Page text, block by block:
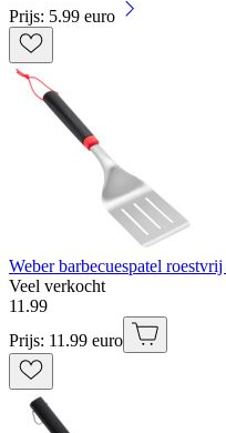
Prijs: 5.99 euro
Weber barbecuespatel roestvrij
Veel verkocht
11 .99
Prijs: 11.99 euro